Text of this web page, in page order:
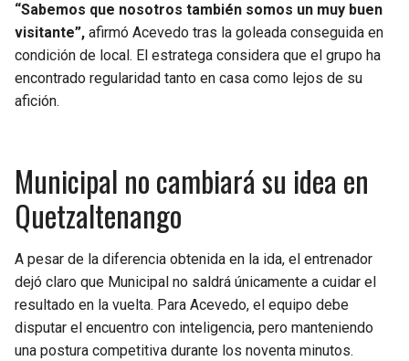
“Sabemos que nosotros también somos un muy buen
visitante”, afirmó Acevedo tras la goleada conseguida en
condición de local. El estratega considera que el grupo ha
encontrado regularidad tanto en casa como lejos de su
afición.
Municipal no cambiará su idea en
Quetzaltenango
A pesar de la diferencia obtenida en la ida, el entrenador
dejó claro que Municipal no saldrá únicamente a cuidar el
resultado en la vuelta. Para Acevedo, el equipo debe
disputar el encuentro con inteligencia, pero manteniendo
una postura competitiva durante los noventa minutos.